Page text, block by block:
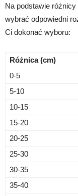
Na podstawie
wybrać odpowiedni
Ci dokonać wyboru:
Różnica (cm)
0-5
5-10
10-15
15-20
20-25
25-30
30-35
35-40